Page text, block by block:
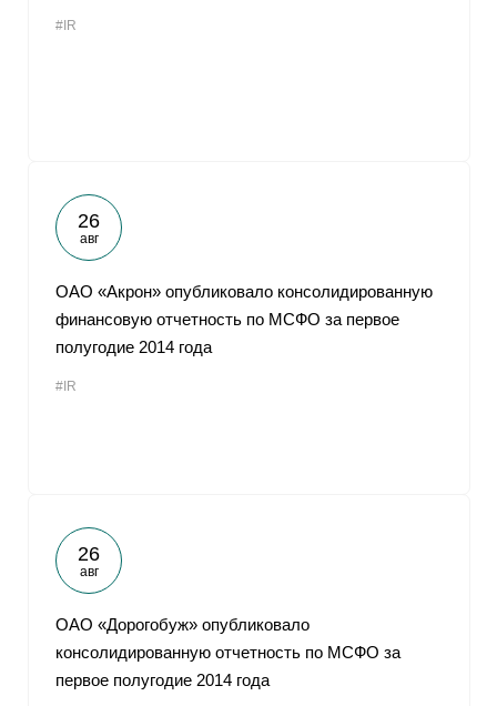
#IR
26
авг
ОАО «Акрон» опубликовало консолидированную
финансовую отчетность по МСФО за первое
полугодие 2014 года
#IR
26
авг
ОАО «Дорогобуж» опубликовало
консолидированную отчетность по МСФО за
первое полугодие 2014 года